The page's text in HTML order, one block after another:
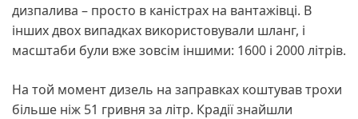
дизпалива – просто в каністрах на вантажівці. В
інших двох випадках використовували шланг, і
масштаби були вже зовсім іншими: 1600 і 2000 літрів.
На той момент дизель на заправках коштував трохи
більше ніж 51 гривня за літр. Крадії знайшли